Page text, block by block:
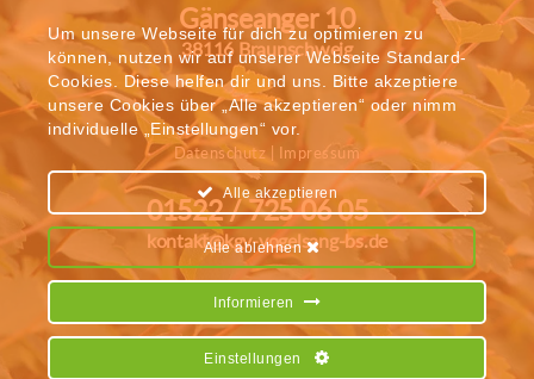
Gänseanger 10
38116 Braunschweig
Datenschutz Impressum
01522 / 725 06 05
kontakt@kgv-vogelsang-bs.de
Um unsere Webseite für dich zu optimieren zu
können, nutzen wir auf unserer Webseite Standard-
Cookies. Diese helfen dir und uns. Bitte akzeptiere
unsere Cookies über „Alle akzeptieren“ oder nimm
individuelle „Einstellungen“ vor.
Alle akzeptieren
Alle ablehnen
Informieren
Einstellungen